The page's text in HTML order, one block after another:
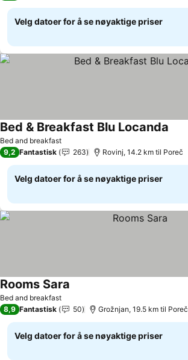
Velg datoer for å se nøyaktige priser
Bed and breakfast
Bed & Breakfast Blu Locanda
9,2 Fantastisk 263 Rovinj, 14.2 km til Poreč
Velg datoer for å se nøyaktige priser
Bed and breakfast
Rooms Sara
8,9 Fantastisk 50 Grožnjan, 19.5 km til Poreč
Velg datoer for å se nøyaktige priser